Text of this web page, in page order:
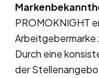
PROMOKNIGHT
Arbeitgebermarke
Durch eine
der